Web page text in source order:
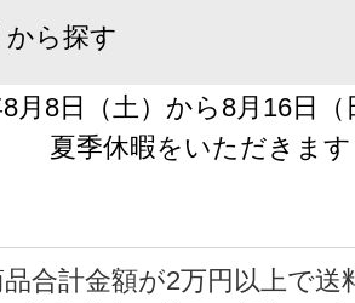
ら探す
月8日（土）から8月16日
夏季休暇をいただきます
合計金額が2万円以上で送